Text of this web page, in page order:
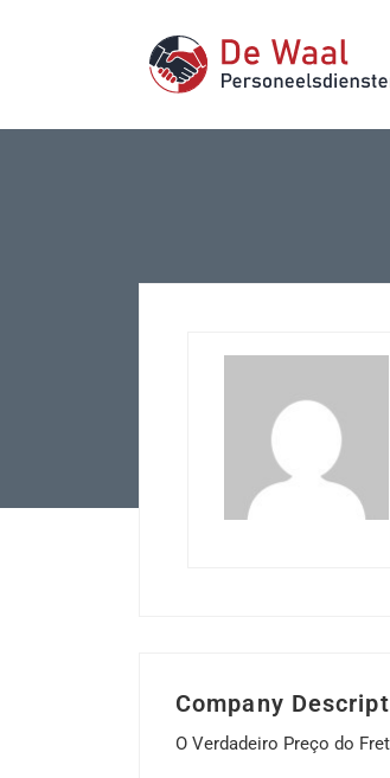
Company
O Verdadeiro Preço do